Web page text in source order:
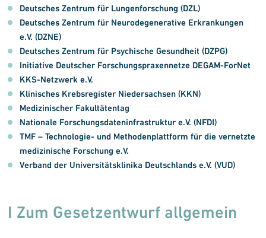
Deutsches Zentrum für Lungenforschung (DZL)
Deutsches Zentrum für Neurodegenerative Erkrankungen
e.V. (DZNE)
Deutsches Zentrum für Psychische Gesundheit (DZPG)
Initiative Deutscher Forschungspraxennetze DEGAM-ForNet
KKS-Netzwerk e.V.
Klinisches Krebsregister Niedersachsen (KKN)
Medizinischer Fakultätentag
Nationale Forschungsdateninfrastruktur e.V. (NFDI)
TMF – Technologie- und Metho­den­plattform für die ver­netzte
medi­zi­nische Forschung e.V.
Verband der Universitätsklinika Deutschlands e.V. (VUD)
I Zum Gesetzentwurf allgemein